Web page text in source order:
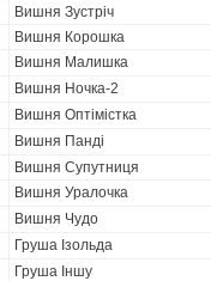
Вишня Зустріч
Вишня Корошка
Вишня Малишка
Вишня Ночка-2
Вишня Оптімістка
Вишня Панді
Вишня Супутниця
Вишня Уралочка
Вишня Чудо
Груша Ізольда
Груша Іншу